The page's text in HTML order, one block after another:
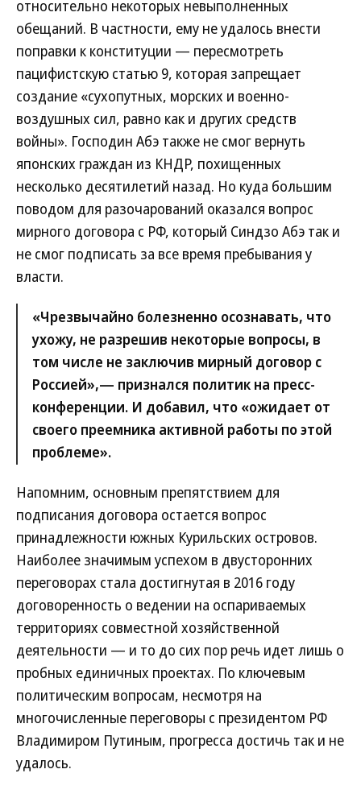
относительно некоторых невыполненных
обещаний. В частности, ему не удалось внести
поправки к конституции — пересмотреть
пацифистскую статью 9, которая запрещает
создание «сухопутных, морских и военно-
воздушных сил, равно как и других средств
войны». Господин Абэ также не смог вернуть
японских граждан из КНДР, похищенных
несколько десятилетий назад. Но куда большим
поводом для разочарований оказался вопрос
мирного договора с РФ, который Синдзо Абэ так и
не смог подписать за все время пребывания у
власти.
«Чрезвычайно болезненно осознавать, что
ухожу, не разрешив некоторые вопросы, в
том числе не заключив мирный договор с
Россией»,— признался политик на пресс-
конференции. И добавил, что «ожидает от
своего преемника активной работы по этой
проблеме».
Напомним, основным препятствием для
подписания договора остается вопрос
принадлежности южных Курильских островов.
Наиболее значимым успехом в двусторонних
переговорах стала достигнутая в 2016 году
договоренность о ведении на оспариваемых
территориях совместной хозяйственной
деятельности — и то до сих пор речь идет лишь о
пробных единичных проектах. По ключевым
политическим вопросам, несмотря на
многочисленные переговоры с президентом РФ
Владимиром Путиным, прогресса достичь так и не
удалось.